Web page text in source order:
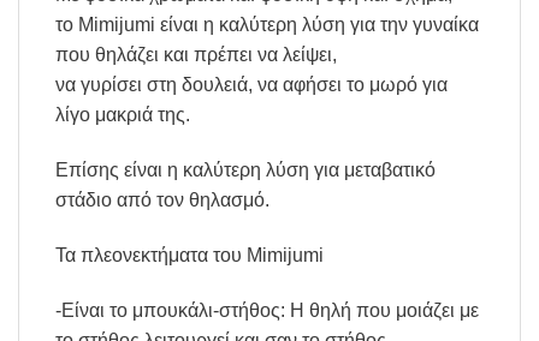
το Mimijumi είναι η καλύτερη λύση για την γυναίκα
που θηλάζει και πρέπει να λείψει,
να γυρίσει στη δουλειά, να αφήσει το μωρό για
λίγο μακριά της.
Επίσης είναι η καλύτερη λύση για μεταβατικό
στάδιο από τον θηλασμό.
Τα πλεονεκτήματα του Mimijumi
-Είναι το μπουκάλι-στήθος: Η θηλή που μοιάζει με